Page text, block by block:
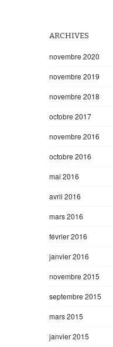
ARCHIVES
novembre 2020
novembre 2019
novembre 2018
octobre 2017
novembre 2016
octobre 2016
mai 2016
avril 2016
mars 2016
février 2016
janvier 2016
novembre 2015
septembre 2015
mars 2015
janvier 2015